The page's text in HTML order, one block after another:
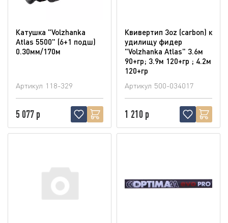
Катушка "Volzhanka
Atlas 5500" (6+1 подш)
0.30мм/170м
Артикул 118-329
5 077 р
Квивертип 3oz (carbon) к
удилищу фидер
"Volzhanka Atlas" 3.6м
90+гр; 3.9м 120+гр ; 4.2м
120+гр
Артикул 500-034017
1 210 р